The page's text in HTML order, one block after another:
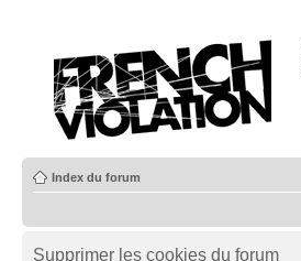
Index du forum
Supprimer les cookies du forum